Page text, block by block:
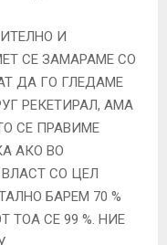
И
СЕ ЗАМАРАМЕ СО
ДА ГО ГЛЕДАМЕ
РЕКЕТИРАЛ, АМА
СЕ ПРАВИМЕ
АКО ВО
СО ЦЕЛ
БАРЕМ 70 %
СЕ 99 %. НИЕ